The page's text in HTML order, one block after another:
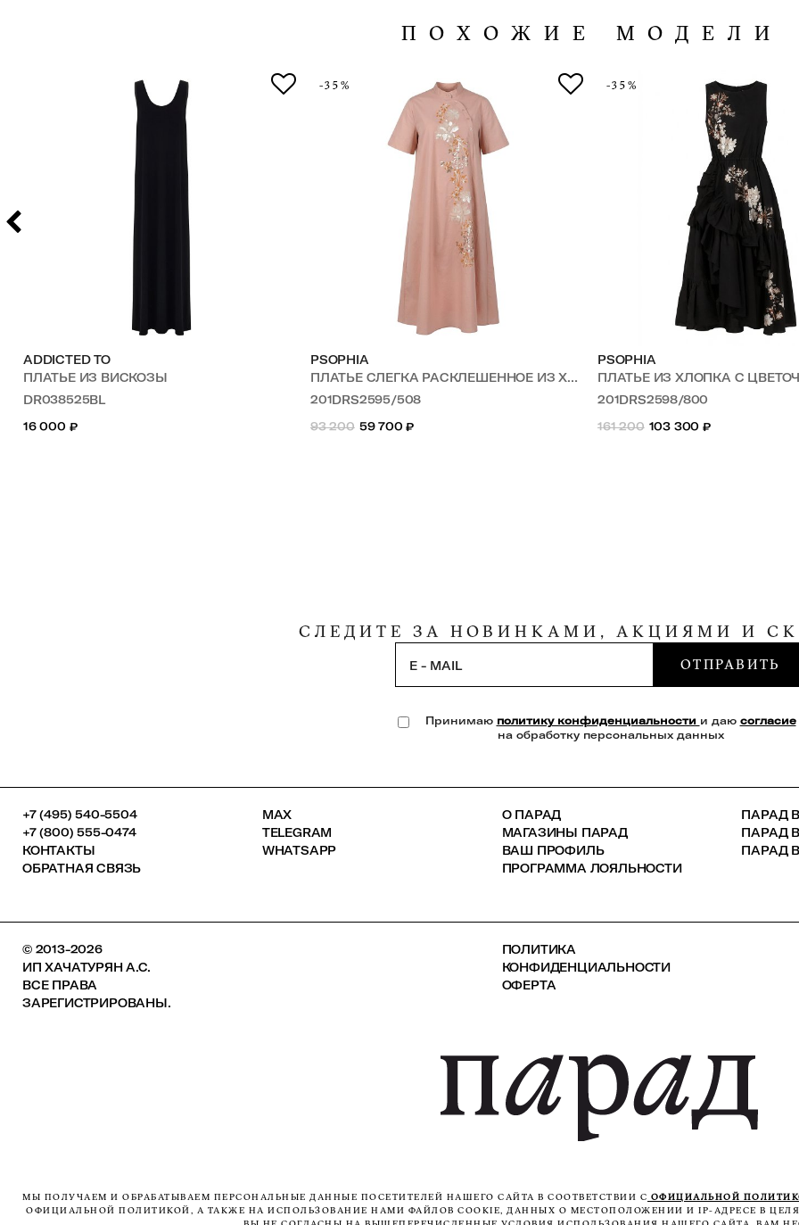
ПОХОЖИЕ МОДЕЛИ
ADDICTED TO
ПЛАТЬЕ ИЗ ВИСКОЗЫ
DR038525BL
16 000 ₽
-35%
PSOPHIA
ПЛАТЬЕ СЛЕГКА РАСКЛЕШЕННОЕ ИЗ ХЛОПКА С ЦВЕТОЧНОЙ ВЫШИВКОЙ
201DRS2595/508
93 200
59 700 ₽
-35%
PSOPHIA
ПЛАТЬЕ ИЗ ХЛОПКА С ЦВЕТОЧНОЙ
201DRS2598/800
161 200
103 300 ₽
СЛЕДИТЕ ЗА НОВИНКАМИ, АКЦИЯМИ И
E - MAIL ОТПРАВИТЬ
Принимаю политику конфиденциальности и даю согласие
на обработку персональных данных
+7 (495) 540-5504
+7 (800) 555-0474
КОНТАКТЫ
ОБРАТНАЯ СВЯЗЬ
MAX
TELEGRAM
WHATSAPP
О ПАРАД
МАГАЗИНЫ ПАРАД
ВАШ ПРОФИЛЬ
ПРОГРАММА ЛОЯЛЬНОСТИ
ПАРАД
ПАРАД В
ПАРАД В
© 2013-2026
ИП ХАЧАТУРЯН А.С.
ВСЕ ПРАВА
ЗАРЕГИСТРИРОВАНЫ.
ПОЛИТИКА
КОНФИДЕНЦИАЛЬНОСТИ
ОФЕРТА
МЫ ПОЛУЧАЕМ И ОБРАБАТЫВАЕМ ПЕРСОНАЛЬНЫЕ ДАННЫЕ ПОСЕТИТЕЛЕЙ НАШЕГО САЙТА В СООТВЕТСТВИИ С ОФИЦИАЛЬНОЙ
ОФИЦИАЛЬНОЙ ПОЛИТИКОЙ, А ТАКЖЕ НА ИСПОЛЬЗОВАНИЕ НАМИ ФАЙЛОВ COOKIE, ДАННЫХ О МЕСТОПОЛОЖЕНИИ И IP-АДРЕСЕ В